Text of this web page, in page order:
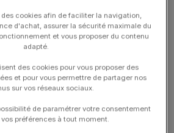
»
met les pierres fines en majesté,
de la peau. La taille en « trèfle » est
ET AGATE BLANCHE MULTI-
cookies afin de faciliter la navigation,
d'achat, assurer la sécurité maximale du
et vous proposer du contenu
adapté.
des cookies pour vous proposer des
et pour vous permettre de partager nos
sur vos réseaux sociaux.
de paramétrer votre consentement
préférences à tout moment.